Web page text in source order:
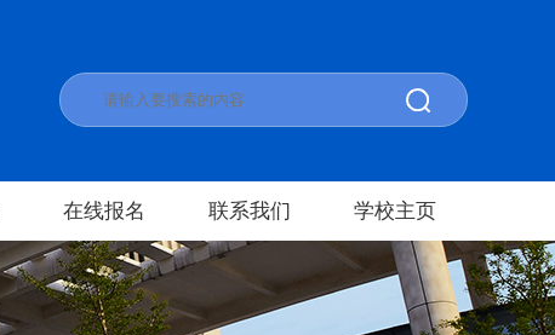
在线报名 联系我们 学校主页